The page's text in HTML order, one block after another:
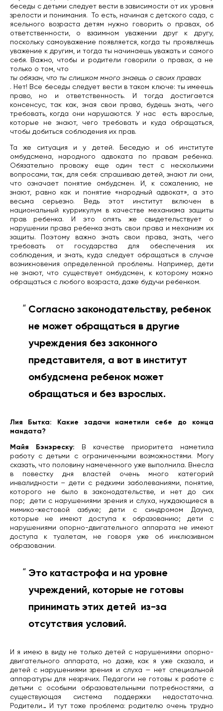
беседы с детьми следует вести в зависимости от их уровня
зрелости и понимания.
То есть, начиная с детского сада, с
ясельного возраста детям нужно говорить о правах, об
ответственности, о взаимном уважении друг к другу,
поскольку самоуважение появляется, когда ты проявляешь
уважение к другим, и тогда ты начинаешь уважать и самого
себя. Важно, чтобы и родители говорили о правах, а не
только о том, что
ты обязан, что ты слишком много знаешь о своих правах
. Нет! Все беседы следует вести в таком ключе: ты имеешь
право, но и ответственность. И тогда достигается
консенсус, так как, зная свои права, будешь знать, чего
требовать, когда они нарушаются. У нас
есть взрослые,
которые не знают, чего требовать и куда обращаться,
чтобы добиться соблюдения их прав.
Та же ситуация и у детей. Беседую и об институте
омбудсмена, народного адвоката по правам ребенка.
Обязательно провожу еще один тест с несколькими
вопросами, так, для себя: спрашиваю детей, знают ли они,
что означает понятие омбудсмен. И, к сожалению, не
знают, равно как и понятие «народный адвокат», а это
весьма серьезно. Ведь этот институт включен в
национальный куррикулум в качестве механизма защиты
прав ребенка. И это опять же свидетельствует о
нарушении права ребенка знать свои права и механизм их
защиты. Поэтому важно знать свои права, знать, чего
требовать от государства для обеспечения их
соблюдения, и знать, куда следует обращаться в случае
возникновения определенной проблемы. Например, дети
не знают, что существует омбудсмен, к которому можно
обращаться с любого возраста, даже будучи ребенком.
Согласно законодательству, ребенок
не может обращаться в другие
учреждения без законного
представителя, а вот в институт
омбудсмена ребенок может
обращаться и без взрослых.
Лия Бытка: Какие задачи наметили себе до конца
мандата?
Майя Бэнэреску: В качестве приоритета наметила
работу с детьми с ограниченными возможностями. Могу
сказать, что половину намеченного уже выполнила. Внесла
в повестку дня властей очень много категорий
инвалидности – дети с редкими заболеваниями, понятие,
которого не было в законодательстве, и нет до сих
пор;
дети с нарушениями зрения и слуха, нуждающиеся в
мимико-жестовой азбуке; дети с синдромом Дауна,
которые не имеют доступа к образованию; дети с
нарушениями опорно-двигательного аппарата не имеют
доступа к туалетам, не говоря уже об инклюзивном
образовании.
Это катастрофа и на уровне
учреждений, которые не готовы
принимать этих детей из-за
отсутствия условий.
И я имею в виду не только детей с нарушениями опорно-
двигательного аппарата, но даже, как я уже сказала, и
детей с нарушениями зрения и слуха — нет специальной
аппаратуры для незрячих. Педагоги не готовы к работе с
детьми с особыми образовательными потребностями, а
существующая система поддержки недостаточна.
Родители… И тут тоже проблема: родителю очень трудно